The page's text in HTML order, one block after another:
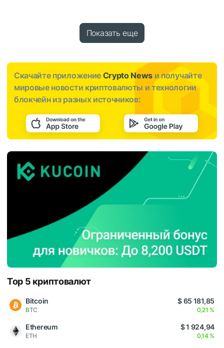
Показать еще
Скачайте приложение Crypto News и получайте
мировые новости криптовалюты и технологии
блокчейн из разных источников:
Top 5 криптовалют
Bitcoin
BTC
$ 65 181,85
0,21 %
Ethereum
ETH
$ 1 924,94
0,14 %